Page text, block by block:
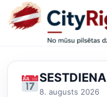
SESTDIENA
8. augusts 2026